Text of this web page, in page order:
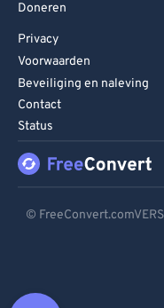
Doneren
Privacy
Voorwaarden
Beveiliging en naleving
Contact
Status
©